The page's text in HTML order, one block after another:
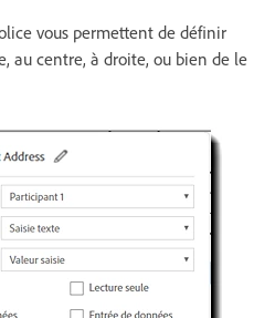
vous permettent de définir
au centre, à droite, ou bien de le